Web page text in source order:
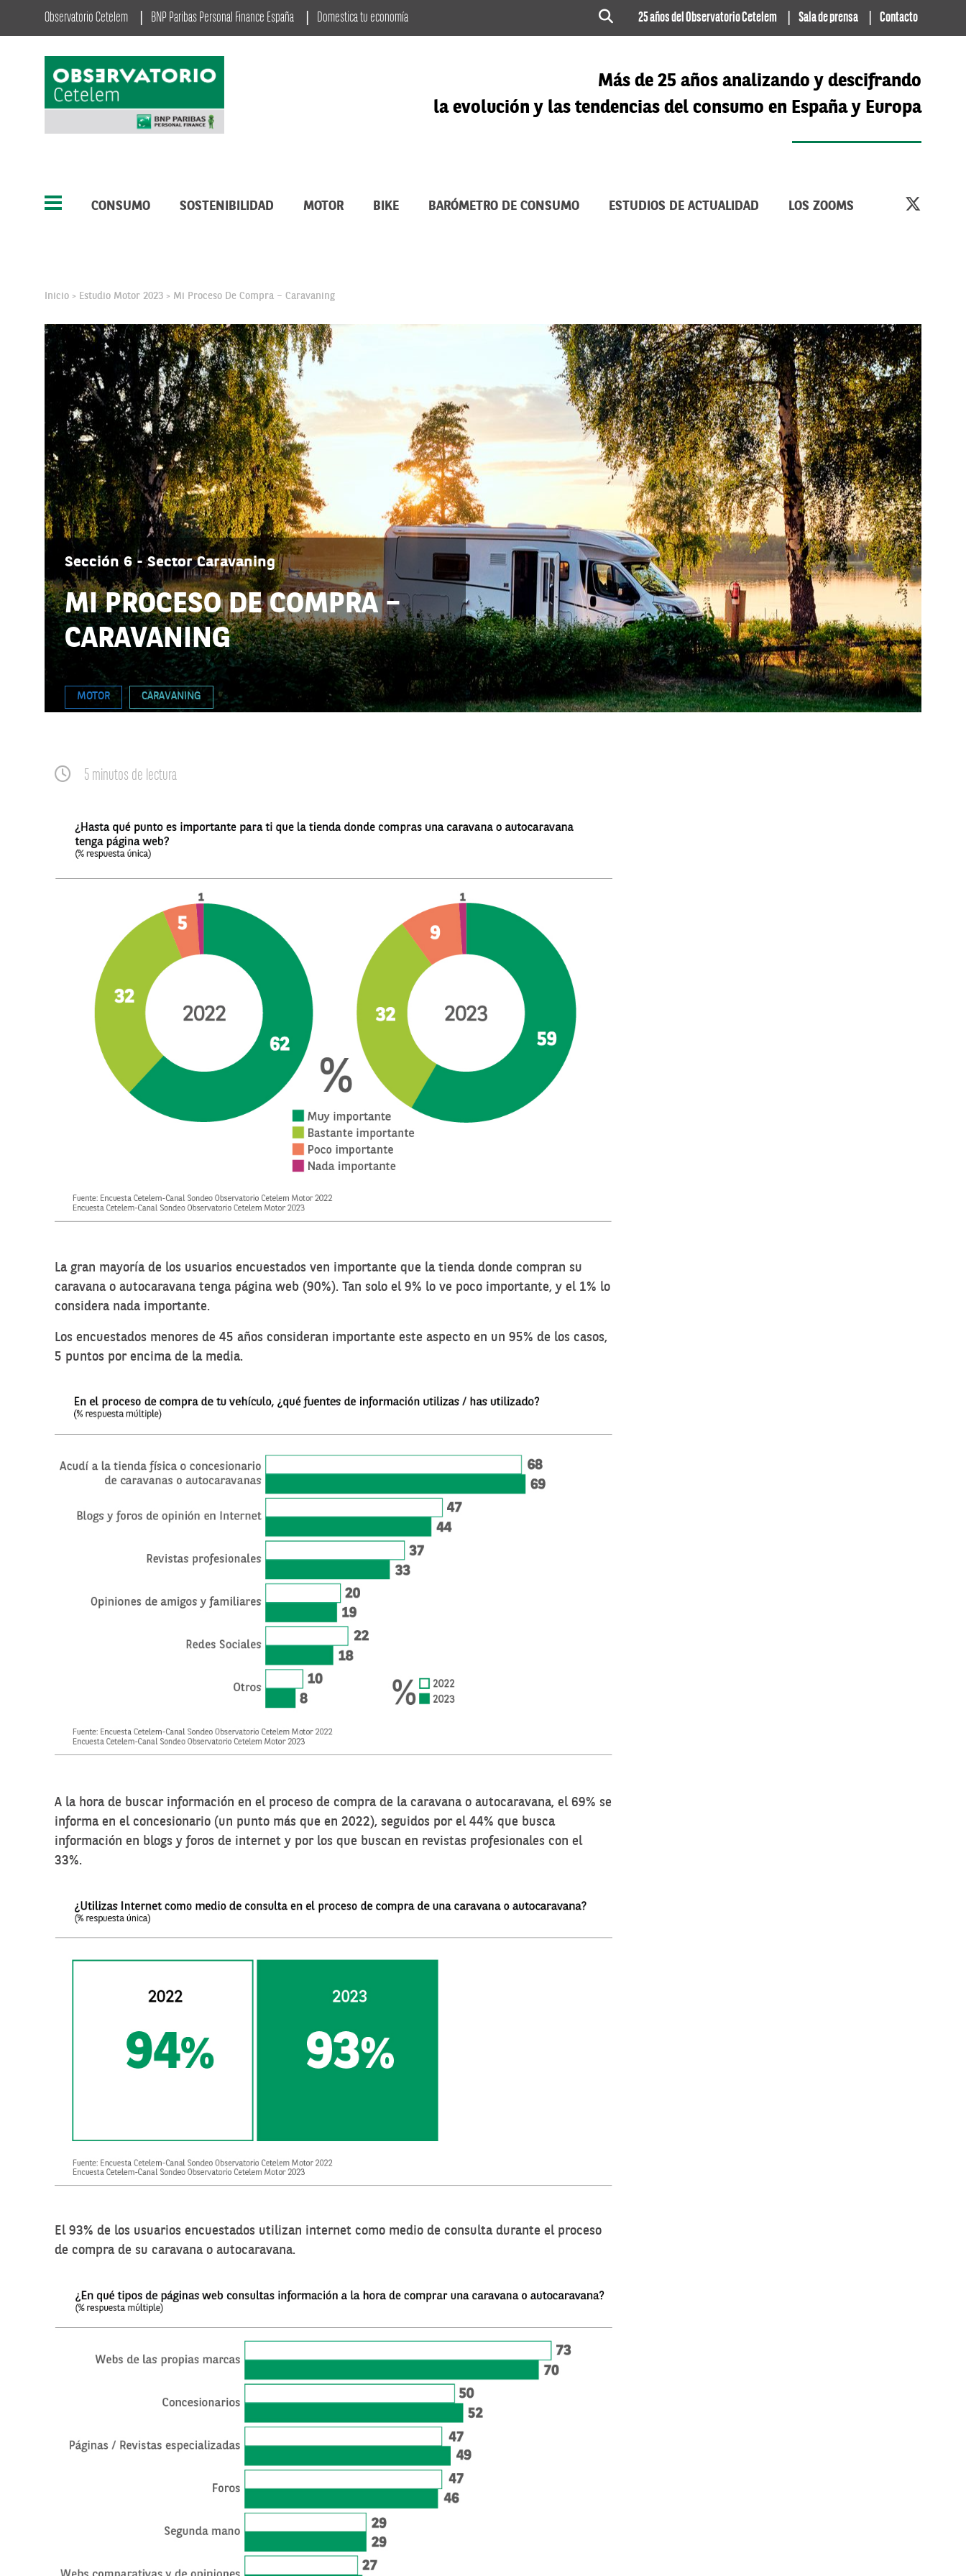
Observatorio Cetelem BNP Paribas Personal Finance España Domestica tu economía 25 años del Observatorio Cetelem Sala de prensa Contacto
Más de 25 años analizando y descifrando
la evolución y las tendencias del consumo en España y Europa
CONSUMO SOSTENIBILIDAD MOTOR BIKE BARÓMETRO DE CONSUMO ESTUDIOS DE ACTUALIDAD LOS ZOOMS
Inicio > Estudio Motor 2023 > Mi Proceso De Compra – Caravaning
Sección 6 - Sector Caravaning
MI PROCESO DE COMPRA –
CARAVANING
MOTOR CARAVANING
5 minutos de lectura
La gran mayoría de los usuarios encuestados ven importante que la tienda donde compran su
caravana o autocaravana tenga página web (90%). Tan solo el 9% lo ve poco importante, y el 1% lo
considera nada importante.
Los encuestados menores de 45 años consideran importante este aspecto en un 95% de los casos,
5 puntos por encima de la media.
A la hora de buscar información en el proceso de compra de la caravana o autocaravana, el 69% se
informa en el concesionario (un punto más que en 2022), seguidos por el 44% que busca
información en blogs y foros de internet y por los que buscan en revistas profesionales con el
33%.
El 93% de los usuarios encuestados utilizan internet como medio de consulta durante el proceso
de compra de su caravana o autocaravana.